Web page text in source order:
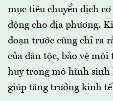
mục tiêu chuyển dịch
động cho địa phương.
đoạn trước cũng chỉ ra
của dân tộc, bảo vệ
huy trong mô hình sinh
giúp tăng trưởng kinh tế